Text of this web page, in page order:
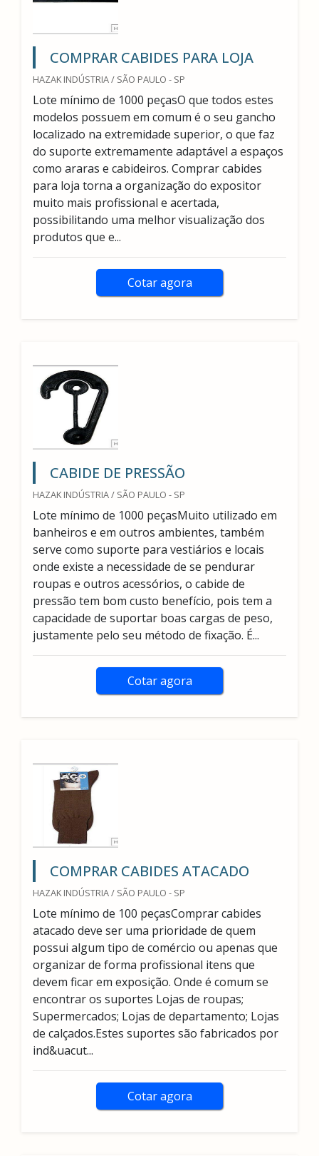
COMPRAR CABIDES PARA LOJA
HAZAK INDÚSTRIA / SÃO PAULO - SP
Lote mínimo de 1000 peçasO que todos estes
modelos possuem em comum é o seu gancho
localizado na extremidade superior, o que faz
do suporte extremamente adaptável a espaços
como araras e cabideiros. Comprar cabides
para loja torna a organização do expositor
muito mais profissional e acertada,
possibilitando uma melhor visualização dos
produtos que e...
Cotar agora
CABIDE DE PRESSÃO
HAZAK INDÚSTRIA / SÃO PAULO - SP
Lote mínimo de 1000 peçasMuito utilizado em
banheiros e em outros ambientes, também
serve como suporte para vestiários e locais
onde existe a necessidade de se pendurar
roupas e outros acessórios, o cabide de
pressão tem bom custo benefício, pois tem a
capacidade de suportar boas cargas de peso,
justamente pelo seu método de fixação. É...
Cotar agora
COMPRAR CABIDES ATACADO
HAZAK INDÚSTRIA / SÃO PAULO - SP
Lote mínimo de 100 peçasComprar cabides
atacado deve ser uma prioridade de quem
possui algum tipo de comércio ou apenas que
organizar de forma profissional itens que
devem ficar em exposição. Onde é comum se
encontrar os suportes Lojas de roupas;
Supermercados; Lojas de departamento; Lojas
de calçados.Estes suportes são fabricados por
ind&uacut...
Cotar agora